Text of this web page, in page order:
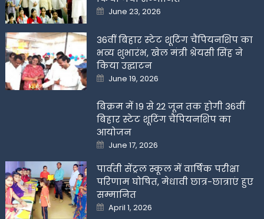
Posted
on
June 23, 2026
36वीं बिहार स्टेट शूटिंग चैंपियनशिप का
भव्य शुभारंभ, खेल मंत्री श्रेयसी सिंह ने
किया उद्घाटन
Posted
on
June 19, 2026
बिक्रम में 19 से 22 जून तक होगी 36वीं
बिहार स्टेट शूटिंग चैंपियनशिप का
आयोजन
Posted
on
June 17, 2026
पार्वती सेंट्रल स्कूल में वार्षिक परीक्षा
परिणाम घोषित, मेधावी छात्र-छात्राएं हुए
सम्मानित
Posted
on
April 1, 2026